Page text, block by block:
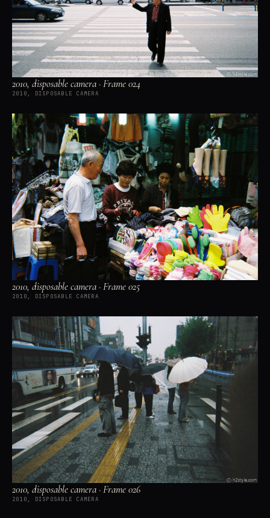
2010, disposable camera · Frame 024
2010, DISPOSABLE CAMERA
2010, disposable camera · Frame 025
2010, DISPOSABLE CAMERA
2010, disposable camera · Frame 026
2010, DISPOSABLE CAMERA